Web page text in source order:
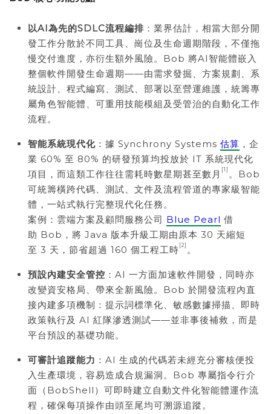
以AI為先的SDLC流程編排 ：業界估計，相當大部分開
發工作分散於不同工具、崗位及生命週期階段，不僅拖
慢交付進度，亦衍生額外風險。Bob 將AI智能體嵌入
整個軟件開發生命週期——由需求發掘、方案規劃、系
統設計、程式編寫、測試、部署以至營運維護，統籌專
屬角色智能體、可重用技能模組及受管治的自動化工作
流程。
智能系統現代化 ：據 Synchrony Systems 估算 ，企
業 60% 至 80% 的研發預算均投放於 IT 系統現代化
項目，而這類工作往往需耗時數星期甚至數月 [1] 。Bob
可統籌橫跨代碼、測試、文件及流程管道的專家級智能
體，一站式執行完整現代化任務。
案例：雲端方案及顧問服務公司 Blue Pearl 借
助 Bob，將 Java 版本升級工期由原本 30 天縮短
至 3 天，節省超過 160 個工程工時 [2] 。
預設內建安全管控 ：AI 一方面加速軟件開發，同時亦
改變資安格局、帶來全新風險。Bob 於開發流程內直
接內建多項機制：提示詞標準化、敏感數據掃描、即時
政策執行及 AI 紅隊滲透測試——並非事後補救，而是
平台預設的基礎功能。
可審計追蹤能力 ：AI 生成的代碼若未經充分審核便投
入生產環境，容易造成合規漏洞。Bob 專屬指令行介
面（BobShell）可即時建立自動文件化智能體運作流
程，確保每項操作由頭至尾均可溯源追蹤。